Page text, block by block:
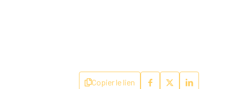
Copier le lien